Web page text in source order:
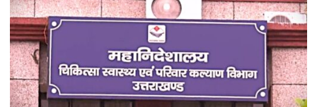
में
बिखर
जिंदगियां,
दो
की